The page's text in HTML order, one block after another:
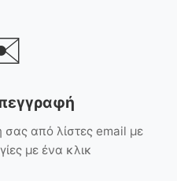
από λίστες email με
με ένα κλικ